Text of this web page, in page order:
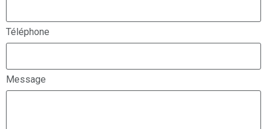
Téléphone
Message